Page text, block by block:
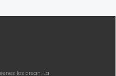
los crean. La